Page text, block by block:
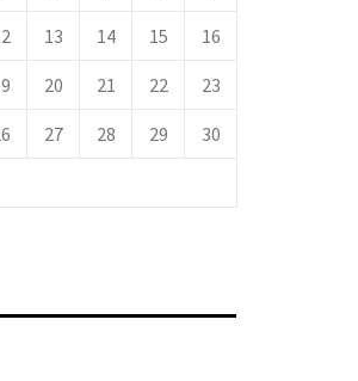
13 14 15 16
20 21 22 23
27 28 29 30